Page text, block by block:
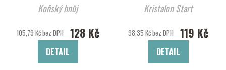
Koňský hnůj
105,79 Kč bez DPH 128 Kč
DETAIL
Kristalon Start
98,35 Kč bez DPH 119 Kč
DETAIL